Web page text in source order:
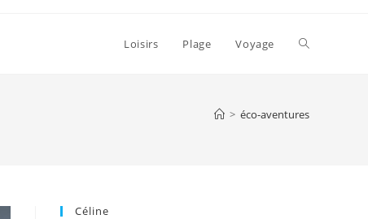
Loisirs Plage Voyage Toggle
> éco-aventures
Céline